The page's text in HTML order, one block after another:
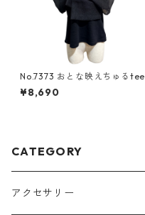
No.7373 おとな映えちゅるtee
¥8,690
CATEGORY
アクセサリー